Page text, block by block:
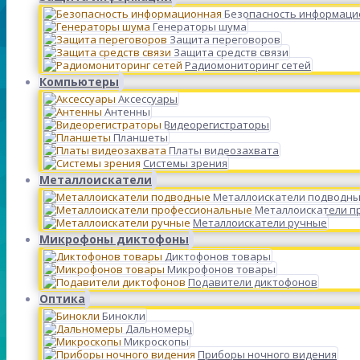
Безопасность
Генераторы шума
Защита переговоров
Защита средств связи
Радиомониторинг сетей
Компьютеры
Аксессуары
Антенны
Видеорегистраторы
Планшеты
Платы видеозахвата
Системы зрения
Металлоискатели
Металлоискатели
Металлоискатели
Металлоискатели ручные
Микрофоны диктофоны
Диктофонов товары
Микрофонов товары
Подавители диктофонов
Оптика
Бинокли
Дальномеры
Микроскопы
Приборы ночного видения